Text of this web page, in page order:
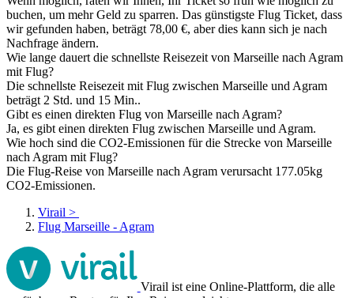
buchen, um mehr Geld zu sparren. Das günstigste Flug Ticket, dass
wir gefunden haben, beträgt 78,00 €, aber dies kann sich je nach
Nachfrage ändern.
Wie lange dauert die schnellste Reisezeit von Marseille nach Agram
mit Flug?
Die schnellste Reisezeit mit Flug zwischen Marseille und Agram
beträgt 2 Std. und 15 Min..
Gibt es einen direkten Flug von Marseille nach Agram?
Ja, es gibt einen direkten Flug zwischen Marseille und Agram.
Wie hoch sind die CO2-Emissionen für die Strecke von Marseille
nach Agram mit Flug?
Die Flug-Reise von Marseille nach Agram verursacht 177.05kg
CO2-Emissionen.
Virail >
Flug Marseille - Agram
Virail ist eine Online-Plattform, die alle